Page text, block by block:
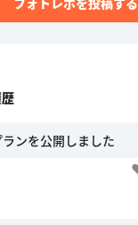
ンを公開しました